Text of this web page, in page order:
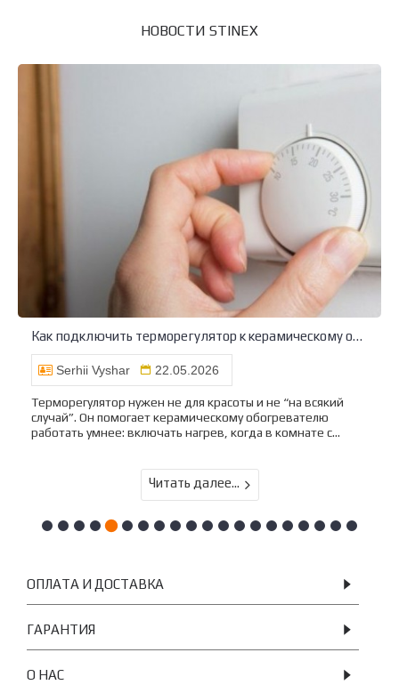
НОВОСТИ STINEX
Как подключить терморегулятор к керамическому обогревателю
Serhii Vyshar 22.05.2026
Терморегулятор нужен не для красоты и не “на всякий
случай”. Он помогает керамическому обогревателю
работать умнее: включать нагрев, когда в комнате с...
Читать далее...
ОПЛАТА И ДОСТАВКА
ГАРАНТИЯ
О НАС